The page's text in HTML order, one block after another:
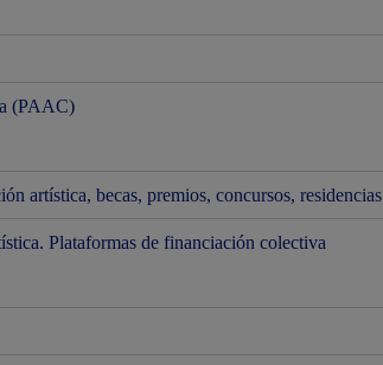
(PAAC)
artística, becas, premios, concursos, residencias
Plataformas de financiación colectiva